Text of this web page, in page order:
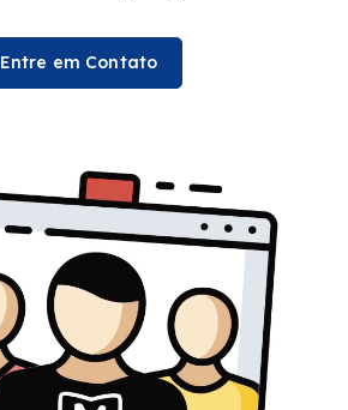
Entre em Contato